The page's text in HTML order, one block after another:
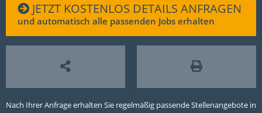
JETZT KOSTENLOS DETAILS ANFRAGEN
und automatisch alle passenden Jobs erhalten
Nach Ihrer Anfrage erhalten Sie regelmäßig passende Stellenangebote in